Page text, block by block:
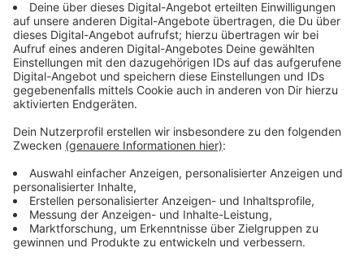
Mehr Informationen
Akzeptieren
powered byUsercentrics Consent
Management Platform
Leben mit dem Klimawandel: Die Architektin
Anzeige
Regenwasser nutzen - Trinkwasser sparen
Anzeige
Durch die immer länger andauernden Hitzemonate im
Jahr werden wir in Zukunft auch mit dem Trinkwasser
anders umgehen. Becker rät dazu, das Regenwasser